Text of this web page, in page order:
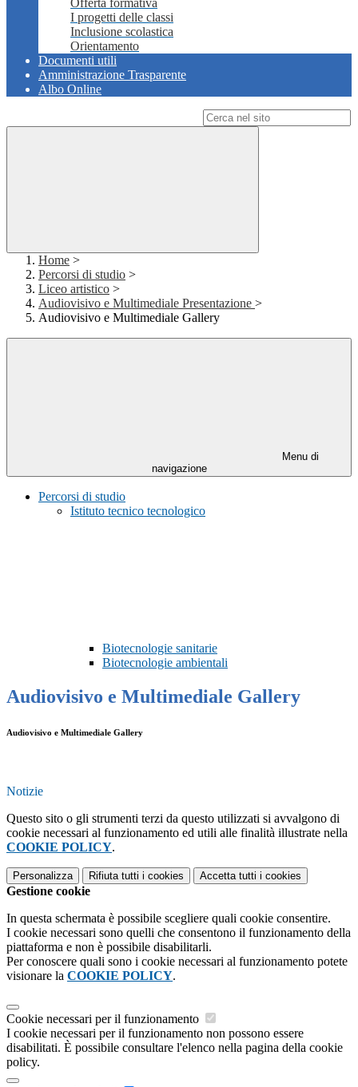
Offerta formativa
I progetti delle classi
Inclusione scolastica
Orientamento
Documenti utili
Amministrazione Trasparente
Albo Online
Home >
Percorsi di studio >
Liceo artistico >
Audiovisivo e Multimediale Presentazione >
Audiovisivo e Multimediale Gallery
Menu di
navigazione
Percorsi di studio
Istituto tecnico tecnologico
Biotecnologie sanitarie
Biotecnologie ambientali
Audiovisivo e Multimediale Gallery
Audiovisivo e Multimediale Gallery
Notizie
Questo sito o gli strumenti terzi da questo utilizzati si avvalgono di
cookie necessari al funzionamento ed utili alle finalità illustrate nella
COOKIE POLICY.
Personalizza Rifiuta tutti i cookies Accetta tutti i cookies
Gestione cookie
In questa schermata è possibile scegliere quali cookie consentire.
I cookie necessari sono quelli che consentono il funzionamento della
piattaforma e non è possibile disabilitarli.
Per conoscere quali sono i cookie necessari al funzionamento potete
visionare la COOKIE POLICY.
Cookie necessari per il funzionamento
I cookie necessari per il funzionamento non possono essere
disabilitati. È possibile consultare l'elenco nella pagina della cookie
policy.